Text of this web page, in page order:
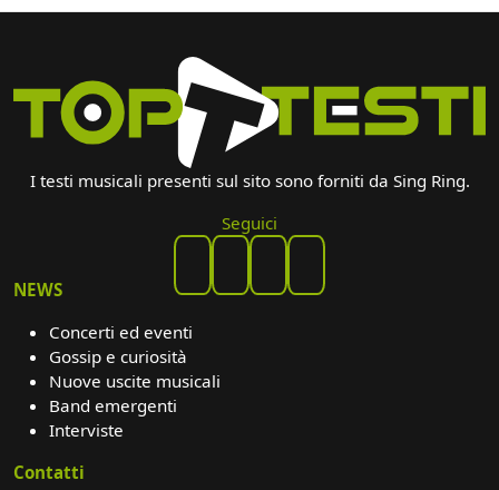
I testi musicali presenti sul sito sono forniti da Sing Ring.
Seguici
NEWS
Concerti ed eventi
Gossip e curiosità
Nuove uscite musicali
Band emergenti
Interviste
Contatti